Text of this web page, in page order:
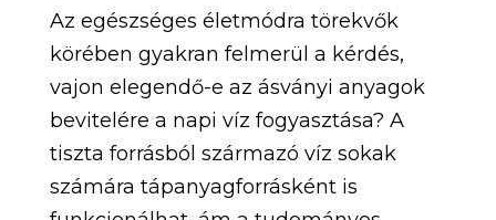
Az egészséges életmódra törekvők
körében gyakran felmerül a kérdés,
vajon elegendő-e az ásványi anyagok
bevitelére a napi víz fogyasztása? A
tiszta forrásból származó víz sokak
számára tápanyagforrásként is